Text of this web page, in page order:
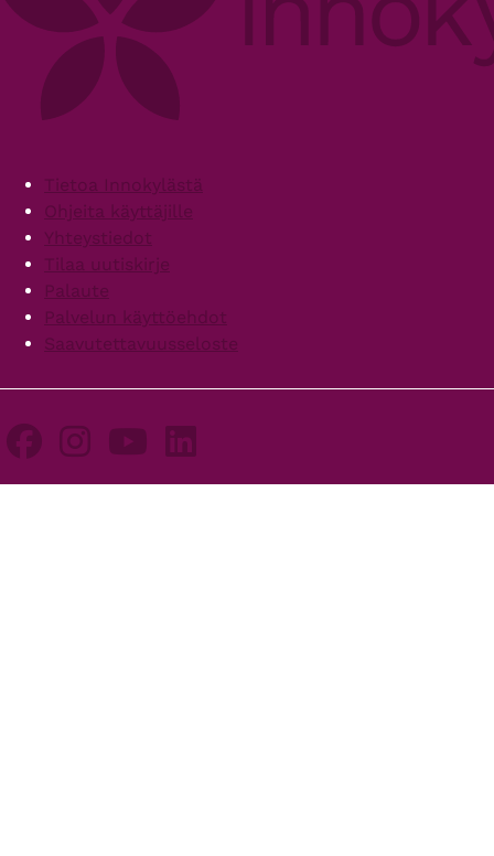
FooterTietoa Innokylästä
Ohjeita käyttäjille
Yhteystiedot
Tilaa uutiskirje
Palaute
Palvelun käyttöehdot
Saavutettavuusseloste